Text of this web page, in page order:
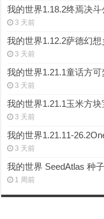
我的世界1.18.2终焉决
3 天前
我的世界1.12.2萨德幻想
3 天前
我的世界1.21.1童话方可
3 天前
我的世界1.21.1玉米方
3 天前
我的世界1.21.11-
3 天前
我的世界 SeedAtlas 种
1 周前